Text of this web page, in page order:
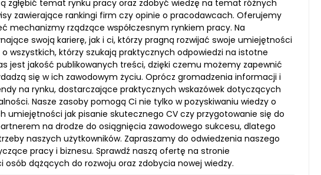
zgłębić temat rynku pracy oraz zdobyć wiedzę na temat różnych
zawierające rankingi firm czy opinie o pracodawcach. Oferujemy
rządzące współczesnym rynkiem pracy. Na
swoją karierę, jak i ci, którzy pragną rozwijać swoje umiejętności
wszystkich, którzy szukają praktycznych odpowiedzi na istotne
jest jakość publikowanych treści, dzięki czemu możemy zapewnić
się w ich zawodowym życiu. Oprócz gromadzenia informacji i
na rynku, dostarczające praktycznych wskazówek dotyczących
Nasze zasoby pomogą Ci nie tylko w pozyskiwaniu wiedzy o
jak pisanie skutecznego CV czy przygotowanie się do
na drodze do osiągnięcia zawodowego sukcesu, dlatego
naszych użytkowników. Zapraszamy do odwiedzenia naszego
pracy i biznesu. Sprawdź naszą ofertę na stronie
osób dążących do rozwoju oraz zdobycia nowej wiedzy.